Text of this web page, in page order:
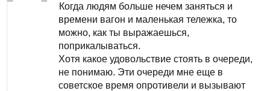
Когда людям больше нечем заняться и
времени вагон и маленькая тележка, то
можно, как ты выражаешься,
поприкалываться.
Хотя какое удовольствие стоять в очереди,
не понимаю. Эти очереди мне еще в
советское время опротивели и вызывают